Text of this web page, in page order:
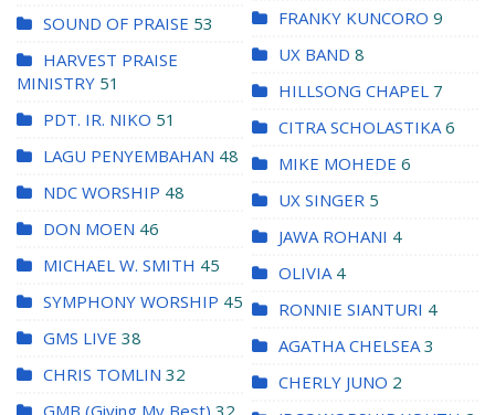
SOUND OF PRAISE 53
HARVEST PRAISE
MINISTRY 51
PDT. IR. NIKO 51
LAGU PENYEMBAHAN 48
NDC WORSHIP 48
DON MOEN 46
MICHAEL W. SMITH 45
SYMPHONY WORSHIP 45
GMS LIVE 38
CHRIS TOMLIN 32
FRANKY KUNCORO 9
UX BAND 8
HILLSONG CHAPEL 7
CITRA SCHOLASTIKA 6
MIKE MOHEDE 6
UX SINGER 5
JAWA ROHANI 4
OLIVIA 4
RONNIE SIANTURI 4
AGATHA CHELSEA 3
CHERLY JUNO 2